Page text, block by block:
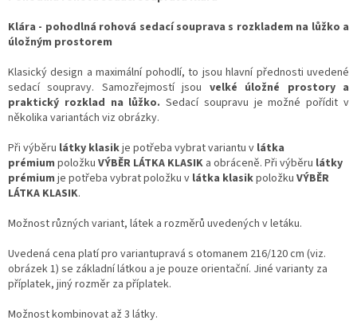
Klára - pohodlná rohová sedací souprava s rozkladem na lůžko a
úložným prostorem
Klasický design a maximální pohodlí, to jsou hlavní přednosti uvedené
sedací soupravy. Samozřejmostí jsou velké úložné prostory a
praktický rozklad na lůžko. Sedací soupravu je možné pořídit v
několika variantách viz obrázky.
Při výběru látky klasikje potřeba vybrat variantu v látka
prémium položku VÝBĚR LÁTKA KLASIK a obráceně. Při výběru látky
prémium je potřeba vybrat položku v látka klasikpoložku VÝBĚR
LÁTKA KLASIK.
Možnost různých variant, látek a rozměrů uvedených v letáku.
Uvedená cena platí pro variantupravá s otomanem 216/120 cm (viz.
obrázek 1) se základní látkou a je pouze orientační. Jiné varianty za
příplatek, jiný rozměr za příplatek.
Možnost kombinovat až 3 látky.